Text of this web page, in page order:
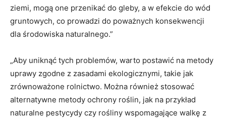
ziemi, mogą one przenikać do ​gleby,‌ a w efekcie ⁤do⁤ wód
gruntowych, co prowadzi do poważnych konsekwencji‌
dla środowiska​ naturalnego.”
„Aby uniknąć tych problemów, warto postawić na metody
uprawy zgodne z zasadami ekologicznymi, takie ‌jak
‍zrównoważone ⁢rolnictwo. Można⁣ również stosować
alternatywne ⁣metody ochrony roślin, ⁢jak na ⁣przykład
naturalne ⁢pestycydy czy‌ rośliny​ wspomagające walkę z